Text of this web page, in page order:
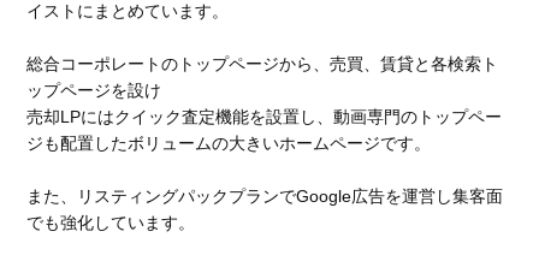
イストにまとめています。
総合コーポレートのトップページから、売買、賃貸と各検索ト
ップページを設け
売却LPにはクイック査定機能を設置し、動画専門のトップペー
ジも配置したボリュームの大きいホームページです。
また、リスティングパックプランでGoogle広告を運営し集客面
でも強化しています。